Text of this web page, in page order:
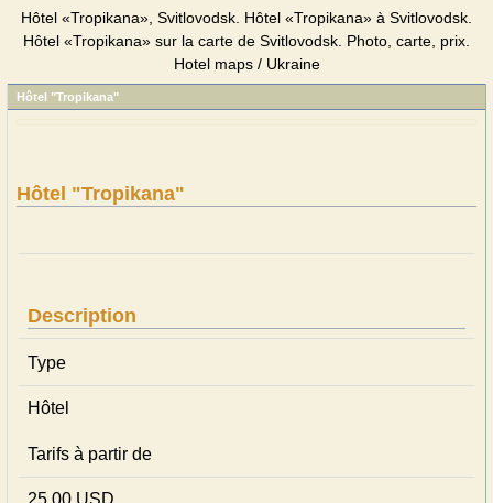
Hôtel «Tropikana», Svitlovodsk. Hôtel «Tropikana» à Svitlovodsk.
Hôtel «Tropikana» sur la carte de Svitlovodsk. Photo, carte, prix.
Hotel maps / Ukraine
Hôtel "Tropikana"
Hôtel "Tropikana"
Description
Type
Hôtel
Tarifs à partir de
25,00 USD